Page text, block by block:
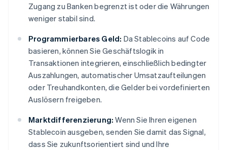
Zugang zu Banken begrenzt ist oder die Währungen
weniger stabil sind.
Programmierbares Geld: Da Stablecoins auf Code
basieren, können Sie Geschäftslogik in
Transaktionen integrieren, einschließlich bedingter
Auszahlungen, automatischer Umsatzaufteilungen
oder Treuhandkonten, die Gelder bei vordefinierten
Auslösern freigeben.
Marktdifferenzierung: Wenn Sie Ihren eigenen
Stablecoin ausgeben, senden Sie damit das Signal,
dass Sie zukunftsorientiert sind und Ihre